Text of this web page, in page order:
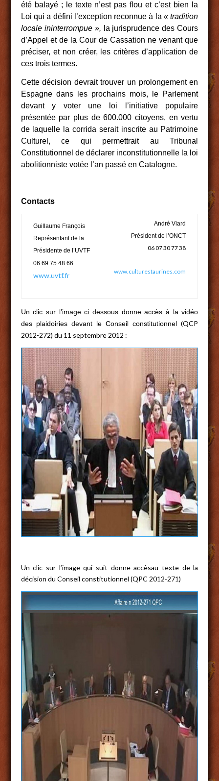
été balayé ; le texte n’est pas flou et c’est bien la
Loi qui a défini l’exception reconnue à la« tradition
locale ininterrompue », la jurisprudence des Cours
d’Appel et de la Cour de Cassation ne venant que
préciser, et non créer, les critères d’application de
ces trois termes.
Cette décision devrait trouver un prolongement en
Espagne dans les prochains mois, le Parlement
devant y voter une loi l’initiative populaire
présentée par plus de 600.000 citoyens, en vertu
de laquelle la corrida serait inscrite au Patrimoine
Culturel, ce qui permettrait au Tribunal
Constitutionnel de déclarer inconstitutionnelle la loi
abolitionniste votée l’an passé en Catalogne.
Contacts
Guillaume François
Représentant de la
Présidente de l’UVTF
06 69 75 48 66
www.uvtf.fr
André Viard
Président de l’ONCT
06 07 30 77 38
www.culturestaurines.com
Un clic sur l’image ci dessous donne accès à la vidéo
des plaidoiries devant le Conseil constitutionnel(QCP
2012-272) du 11 septembre 2012 :
Un clic sur l’image qui suit donne accèsau texte de la
décision du Conseil constitutionnel (QPC 2012-271)